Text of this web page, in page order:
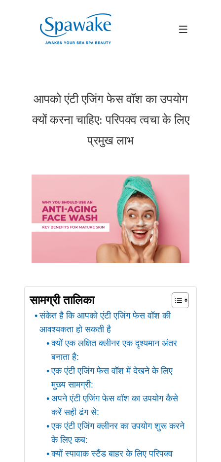
आपको एंटी एजिंग फेस वॉश का उपयोग
क्यों करना चाहिए: परिपक्व त्वचा के लिए
प्रमुख लाभ
सामग्री तालिका
संकेत है कि आपको एंटी एजिंग फेस वॉश की
आवश्यकता हो सकती है
क्यों एक लक्षित क्लीनर एक दृश्यमान अंतर
बनाता है:
एक एंटी एजिंग फेस वॉश में देखने के लिए
मुख्य सामग्री:
अपने एंटी एजिंग फेस वॉश का उपयोग कैसे
करें सही ढंग से:
एक एंटी एजिंग क्लीनर का उपयोग शुरू करने
के लिए कब:
क्यों स्पावाक स्टैंड बाहर के लिए परिपक्व